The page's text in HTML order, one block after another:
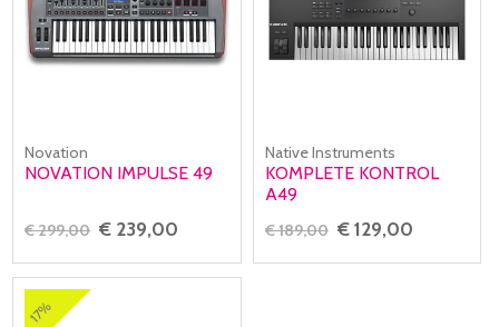
Novation
NOVATION IMPULSE 49
€ 299,00 € 239,00
Native Instruments
KOMPLETE KONTROL
A49
€ 189,00 € 129,00
17%